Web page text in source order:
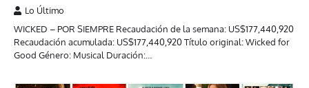
Lo Último
WICKED – POR SIEMPRE Recaudación de la semana: US$177,440,920
Recaudación acumulada: US$177,440,920 Título original: Wicked for
Good Género: Musical Duración:…